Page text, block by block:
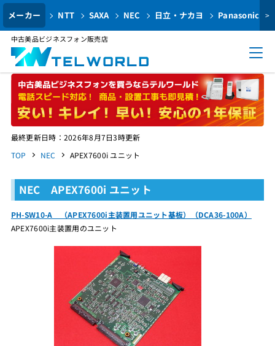
メーカー NTT SAXA NEC 日立・ナカヨ Panasonic >
中古美品ビジネスフォン販売店
最終更新日時：2026年8月7日3時更新
TOP
NEC APEX7600i ユニット
NEC APEX7600i ユニット
PH-SW10-A （APEX7600i主装置用ユニット基板）（DCA36-100A）
APEX7600i主装置用のユニット